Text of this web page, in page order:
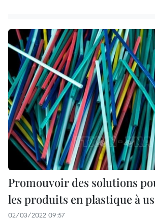
Promouvoir des solutions
les produits en plastique à
02/03/2022 09:57